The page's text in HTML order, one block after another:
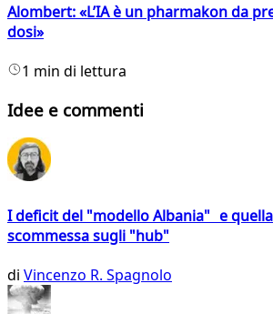
Alombert: «L’IA è un pharmakon da
dosi»
1 min di lettura
Idee e commenti
I deficit del "modello Albania" e
scommessa sugli "hub"
di Vincenzo R. Spagnolo